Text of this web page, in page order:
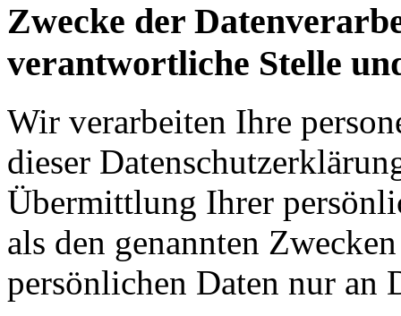
Zwecke der
verantwortliche Stelle
Wir verarbeiten Ihre
dieser
Übermittlung Ihrer
als den genannten
persönlichen Daten nur an